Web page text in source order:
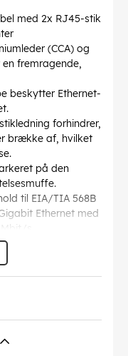
med 2x RJ45-stik
(CCA) og
fremragende,
beskytter Ethernet-
forhindrer,
brække af, hvilket
på den
til EIA/TIA 568B
Ethernet med
s